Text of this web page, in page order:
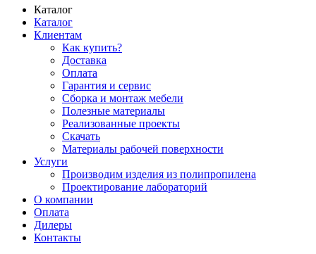
Каталог
Каталог
Клиентам
Как купить?
Доставка
Оплата
Гарантия и сервис
Сборка и монтаж мебели
Полезные материалы
Реализованные проекты
Скачать
Материалы рабочей поверхности
Услуги
Производим изделия из полипропилена
Проектирование лабораторий
О компании
Оплата
Дилеры
Контакты